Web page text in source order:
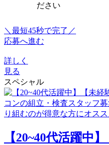
ださい
＼最短45秒で完了／
応募へ進む
詳しく
見る
スペシャル
【20~40代活躍中